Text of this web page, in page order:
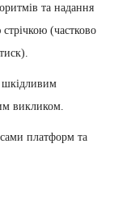
та надання
(частково
шкідливим
викликом.
платформ та